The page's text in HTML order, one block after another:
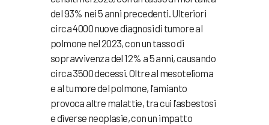
del 93% nei 5 anni precedenti. Ulteriori
circa 4000 nuove diagnosi di tumore al
polmone nel 2023, con un tasso di
sopravvivenza del 12% a 5 anni, causando
circa 3500 decessi. Oltre al mesotelioma
e al tumore del polmone, l’amianto
provoca altre malattie, tra cui l’asbestosi
e diverse neoplasie, con un impatto